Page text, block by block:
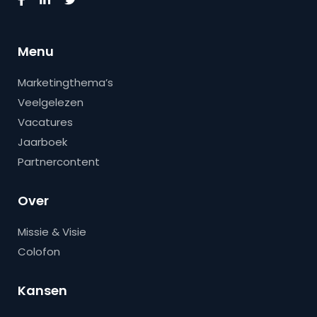
Menu
Marketingthema’s
Veelgelezen
Vacatures
Jaarboek
Partnercontent
Over
Missie & Visie
Colofon
Kansen